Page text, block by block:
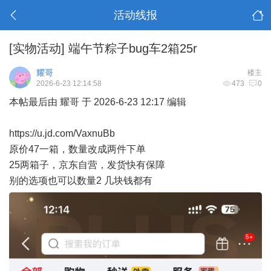
活动线报
[实物活动] 端午节粽子bug车2箱25r
楼主
耀哥
473 0
2026-6-23 12:14:58
本帖最后由 耀哥 于 2026-6-23 12:17 编辑
https://u.jd.com/VaxnuBb
原价47一箱，数量改成两件下单
25两箱子，京东自营，发货快有保障
别的选项也可以数量2 几块钱都有